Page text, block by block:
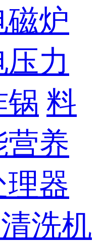
磁炉
压力
锅 料
营养
理器
洗机